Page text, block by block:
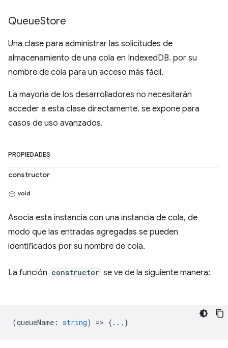
QueueStore
Una clase para administrar las solicitudes de
almacenamiento de una cola en IndexedDB. por su
nombre de cola para un acceso más fácil.
La mayoría de los desarrolladores no necesitarán
acceder a esta clase directamente. se expone para
casos de uso avanzados.
PROPIEDADES
constructor
void
Asocia esta instancia con una instancia de cola, de
modo que las entradas agregadas se pueden
identificados por su nombre de cola.
La función constructor se ve de la siguiente manera:
(queueName : string) => {...}